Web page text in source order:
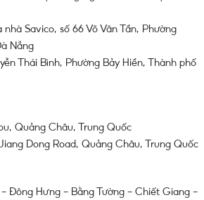
nhà Savico, số 66 Võ Văn Tần, Phường
Nẵng
Thái Bình, Phường Bảy Hiền, Thành phố
Quảng Châu, Trung Quốc
Dong Road, Quảng Châu, Trung Quốc
Đông Hưng – Bằng Tường – Chiết Giang –